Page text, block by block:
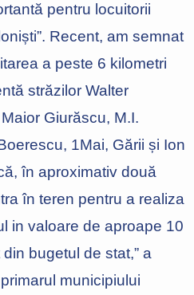
pentru locuitorii
Recent, am semnat
a peste 6 kilometri
străzilor Walter
Giurăscu, M.I.
1Mai, Gării și Ion
în aproximativ două
în teren pentru a realiza
in valoare de aproape 10
bugetul de stat,” a
municipiului